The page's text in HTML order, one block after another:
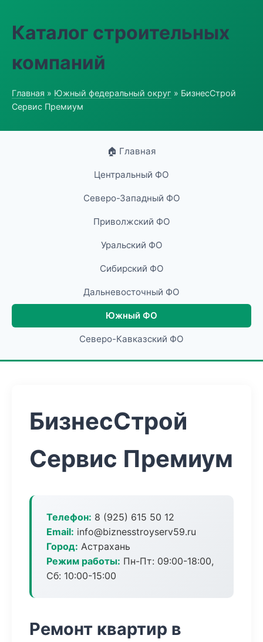
Каталог строительных
компаний
Главная » Южный федеральный округ » БизнесСтрой
Сервис Премиум
🏠 Главная
Центральный ФО
Северо-Западный ФО
Приволжский ФО
Уральский ФО
Сибирский ФО
Дальневосточный ФО
Южный ФО
Северо-Кавказский ФО
БизнесСтрой
Сервис Премиум
Телефон: 8 (925) 615 50 12
Email: info@biznesstroyserv59.ru
Город: Астрахань
Режим работы: Пн-Пт: 09:00-18:00,
Сб: 10:00-15:00
Ремонт квартир в